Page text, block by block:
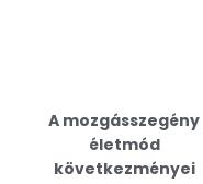
A mozgásszegény
életmód
következményei